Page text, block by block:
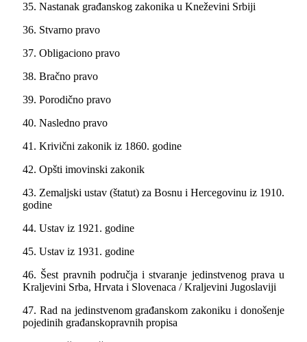
35. Nastanak građanskog zakonika u Kneževini Srbiji
36. Stvarno pravo
37. Obligaciono pravo
38. Bračno pravo
39. Porodično pravo
40. Nasledno pravo
41. Krivični zakonik iz 1860. godine
42. Opšti imovinski zakonik
43. Zemalјski ustav (štatut) za Bosnu i Hercegovinu iz 1910.
godine
44. Ustav iz 1921. godine
45. Ustav iz 1931. godine
46. Šest pravnih područja i stvaranje jedinstvenog prava u
Kralјevini Srba, Hrvata i Slovenaca / Kralјevini Jugoslaviji
47. Rad na jedinstvenom građanskom zakoniku i donošenje
pojedinih građanskopravnih propisa